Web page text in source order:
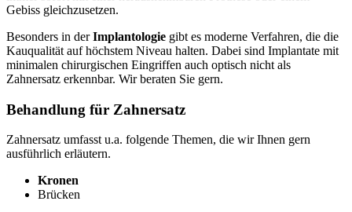
Gebiss gleichzusetzen.
Besonders in derImplantologie gibt es moderne Verfahren, die die
Kauqualität auf höchstem Niveau halten. Dabei sind Implantate mit
minimalen chirurgischen Eingriffen auch optisch nicht als
Zahnersatz erkennbar. Wir beraten Sie gern.
Behandlung für Zahnersatz
Zahnersatz umfasst u.a. folgende Themen, die wir Ihnen gern
ausführlich erläutern.
Kronen
Brücken